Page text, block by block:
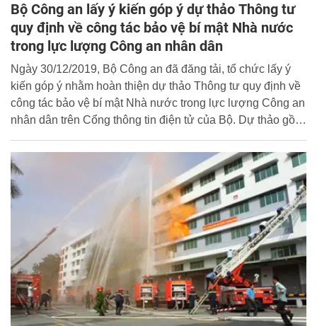
Bộ Công an lấy ý kiến góp ý dự thảo Thông tư
quy định về công tác bảo vệ bí mật Nhà nước
trong lực lượng Công an nhân dân
Ngày 30/12/2019, Bộ Công an đã đăng tải, tổ chức lấy ý
kiến góp ý nhằm hoàn thiện dự thảo Thông tư quy định về
công tác bảo vệ bí mật Nhà nước trong lực lượng Công an
nhân dân trên Cổng thông tin điện tử của Bộ. Dự thảo gồm
chiến sĩ, học viên, công nhân, viên chức Công an nhân
dân; đơn vị Công an cấp phường, đội và tương đương trở
lên.